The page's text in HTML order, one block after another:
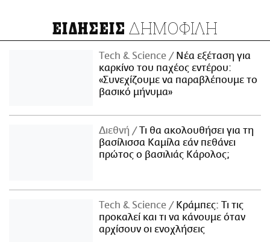
ΕΙΔΗΣΕΙΣ ΔΗΜΟΦΙΛΗ
Τech & Science
Νέα εξέταση για
καρκίνο του παχέος εντέρου:
«Συνεχίζουμε να παραβλέπουμε το
βασικό μήνυμα»
Διεθνή
Τι θα ακολουθήσει για τη
βασίλισσα Καμίλα εάν πεθάνει
πρώτος ο βασιλιάς Κάρολος;
Τech & Science
Κράμπες: Τι τις
προκαλεί και τι να κάνουμε όταν
αρχίσουν οι ενοχλήσεις